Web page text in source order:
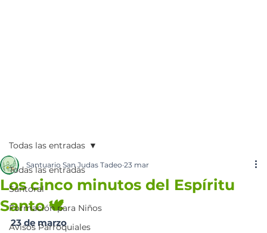
Todas las entradas
Santoral
Formación para Niños
Avisos Parroquiales
Todas las entradas
Los cinco minutos del Espíritu
Santo 🕊️
Santuario San Judas Tadeo 23 mar
23 de marzo